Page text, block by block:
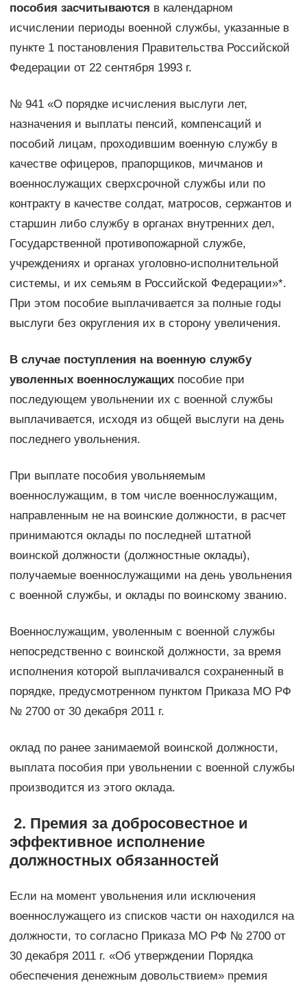
пособия засчитываются в календарном
исчислении периоды военной службы, указанные в
пункте 1 постановления Правительства Российской
Федерации от 22 сентября 1993 г.
№ 941 «О порядке исчисления выслуги лет,
назначения и выплаты пенсий, компенсаций и
пособий лицам, проходившим военную службу в
качестве офицеров, прапорщиков, мичманов и
военнослужащих сверхсрочной службы или по
контракту в качестве солдат, матросов, сержантов и
старшин либо службу в органах внутренних дел,
Государственной противопожарной службе,
учреждениях и органах уголовно-исполнительной
системы, и их семьям в Российской Федерации»*.
При этом пособие выплачивается за полные годы
выслуги без округления их в сторону увеличения.
В случае поступления на военную службу
уволенных военнослужащихпособие при
последующем увольнении их с военной службы
выплачивается, исходя из общей выслуги на день
последнего увольнения.
При выплате пособия увольняемым
военнослужащим, в том числе военнослужащим,
направленным не на воинские должности, в расчет
принимаются оклады по последней штатной
воинской должности (должностные оклады),
получаемые военнослужащими на день увольнения
с военной службы, и оклады по воинскому званию.
Военнослужащим, уволенным с военной службы
непосредственно с воинской должности, за время
исполнения которой выплачивался сохраненный в
порядке, предусмотренном пунктом Приказа МО РФ
№ 2700 от 30 декабря 2011 г.
оклад по ранее занимаемой воинской должности,
выплата пособия при увольнении с военной службы
производится из этого оклада.
2. Премия за добросовестное и
эффективное исполнение
должностных обязанностей
Если на момент увольнения или исключения
военнослужащего из списков части он находился на
должности, то согласно Приказа МО РФ № 2700 от
30 декабря 2011 г. «Об утверждении Порядка
обеспечения денежным довольствием» премия